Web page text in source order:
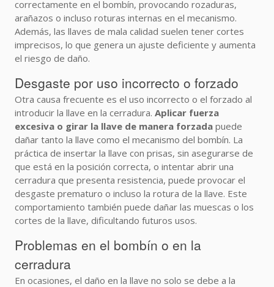
correctamente en el bombín, provocando rozaduras,
arañazos o incluso roturas internas en el mecanismo.
Además, las llaves de mala calidad suelen tener cortes
imprecisos, lo que genera un ajuste deficiente y aumenta
el riesgo de daño.
Desgaste por uso incorrecto o forzado
Otra causa frecuente es el uso incorrecto o el forzado al
introducir la llave en la cerradura. Aplicar fuerza
excesiva o girar la llave de manera forzada puede
dañar tanto la llave como el mecanismo del bombín. La
práctica de insertar la llave con prisas, sin asegurarse de
que está en la posición correcta, o intentar abrir una
cerradura que presenta resistencia, puede provocar el
desgaste prematuro o incluso la rotura de la llave. Este
comportamiento también puede dañar las muescas o los
cortes de la llave, dificultando futuros usos.
Problemas en el bombín o en la
cerradura
En ocasiones, el daño en la llave no solo se debe a la